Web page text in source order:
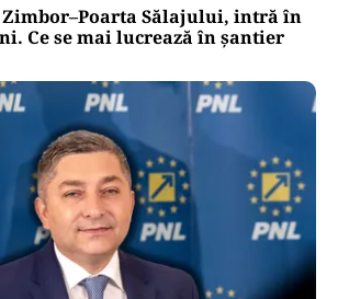
Zimbor–Poarta Sălajului, intră în
Ce se mai lucrează în șantier